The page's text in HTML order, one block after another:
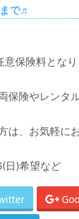
で♬
保険料とな
保険やレンタ
は、お気軽に
日)希望など